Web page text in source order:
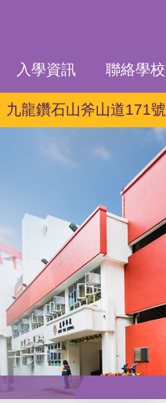
入學資訊 聯絡學校
九龍鑽石山斧山道171號